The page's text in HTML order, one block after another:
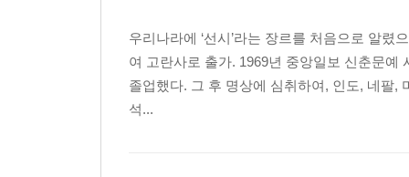
우리나라에 ‘선시’라는 장르를 처음으로 알
여 고란사로 출가. 1969년 중앙일보 신춘문
졸업했다. 그 후 명상에 심취하여, 인도, 네팔,
석...